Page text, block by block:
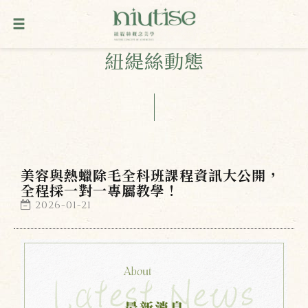
紐緹絲動態
美容與熱蠟除毛全科班課程資訊大公開，
全程採一對一專屬教學！
2026-01-21